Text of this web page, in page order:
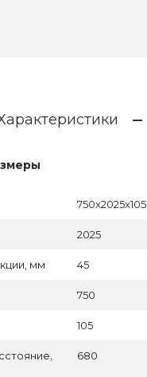
750x2025x105
2025
мм 45
750
105
680